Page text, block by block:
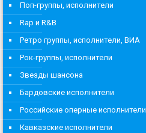
Поп-группы, исполнители
Rap и R&B
Ретро группы, исполнители, ВИА
Рок-группы, исполнители
Звезды шансона
Бардовские исполнители
Российские оперные исполнители
Кавказские исполнители